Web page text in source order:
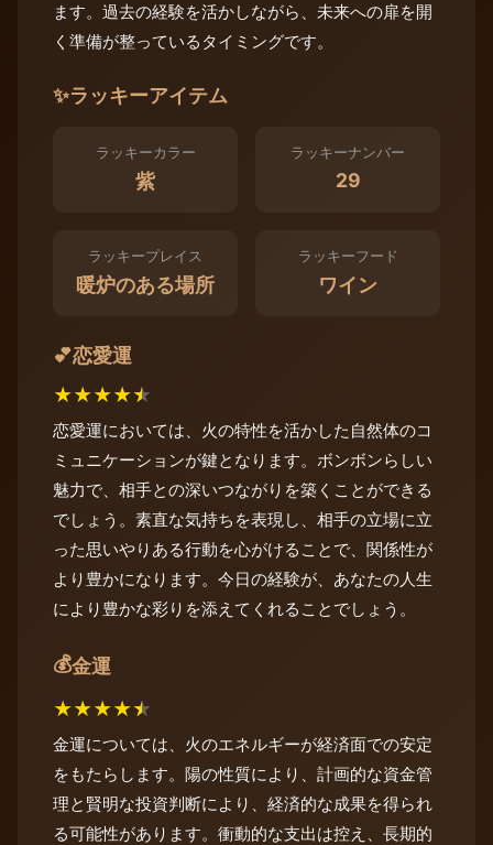
ます。過去の経験を活かしながら、未来への扉を開
く準備が整っているタイミングです。
✨ラッキーアイテム
ラッキーカラー
紫
ラッキーナンバー
29
ラッキープレイス
暖炉のある場所
ラッキーフード
ワイン
💕恋愛運
★★★★★
恋愛運においては、火の特性を活かした自然体のコ
ミュニケーションが鍵となります。ボンボンらしい
魅力で、相手との深いつながりを築くことができる
でしょう。素直な気持ちを表現し、相手の立場に立
った思いやりある行動を心がけることで、関係性が
より豊かになります。今日の経験が、あなたの人生
により豊かな彩りを添えてくれることでしょう。
💰金運
★★★★★
金運については、火のエネルギーが経済面での安定
をもたらします。陽の性質により、計画的な資金管
理と賢明な投資判断により、経済的な成果を得られ
る可能性があります。衝動的な支出は控え、長期的